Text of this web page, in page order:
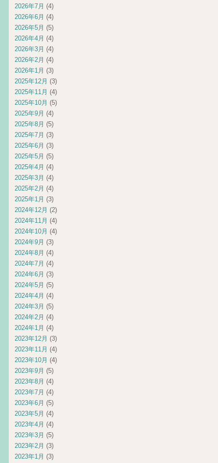
2026年7月 (4)
2026年6月 (4)
2026年5月 (5)
2026年4月 (4)
2026年3月 (4)
2026年2月 (4)
2026年1月 (3)
2025年12月 (3)
2025年11月 (4)
2025年10月 (5)
2025年9月 (4)
2025年8月 (5)
2025年7月 (3)
2025年6月 (3)
2025年5月 (5)
2025年4月 (4)
2025年3月 (4)
2025年2月 (4)
2025年1月 (3)
2024年12月 (2)
2024年11月 (4)
2024年10月 (4)
2024年9月 (3)
2024年8月 (4)
2024年7月 (4)
2024年6月 (3)
2024年5月 (5)
2024年4月 (4)
2024年3月 (5)
2024年2月 (4)
2024年1月 (4)
2023年12月 (3)
2023年11月 (4)
2023年10月 (4)
2023年9月 (5)
2023年8月 (4)
2023年7月 (4)
2023年6月 (5)
2023年5月 (4)
2023年4月 (4)
2023年3月 (5)
2023年2月 (3)
2023年1月 (3)